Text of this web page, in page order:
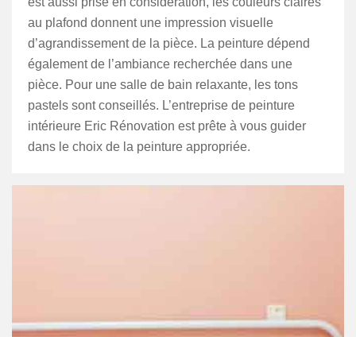
au plafond donnent une impression visuelle
d’agrandissement de la pièce. La peinture dépend
également de l’ambiance recherchée dans une
pièce. Pour une salle de bain relaxante, les tons
pastels sont conseillés. L’entreprise de peinture
intérieure Eric Rénovation est prête à vous guider
dans le choix de la peinture appropriée.